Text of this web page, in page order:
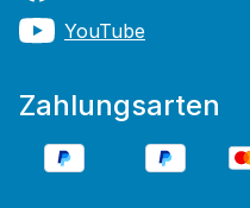
YouTube
Zahlungsarten